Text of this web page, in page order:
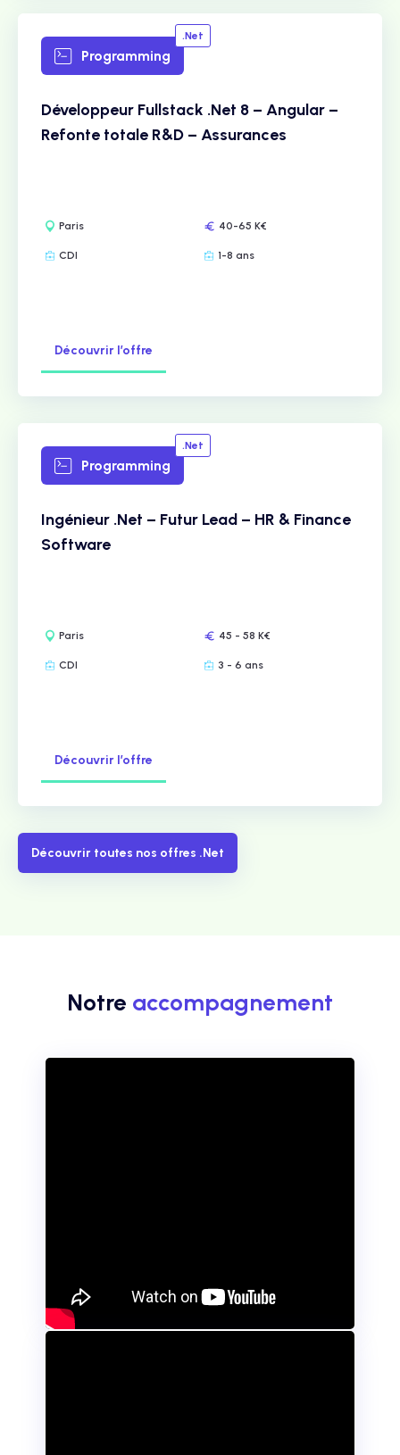
Programming
.Net
Développeur Fullstack .Net 8 – Angular –
Refonte totale R&D – Assurances
Paris 40-65 K€
CDI 1-8 ans
Découvrir l’offre
Programming
.Net
Ingénieur .Net – Futur Lead – HR & Finance
Software
Paris 45 - 58 K€
CDI 3 - 6 ans
Découvrir l’offre
Découvrir toutes nos offres .Net
Notre accompagnement